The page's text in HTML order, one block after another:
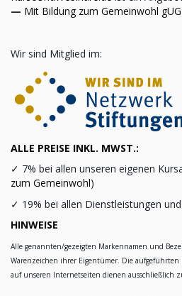
— Mit Bildung zum Gemeinwohl gUG
Wir sind Mitglied im:
ALLE PREISE INKL. MWST.:
✓ 7% bei allen unseren eigenen
zum Gemeinwohl)
✓ 19% bei allen Dienstleistungen
HINWEISE
Alle genannten/gezeigten Markennamen und
Warenzeichen ihrer Eigentümer. Die
auf unseren Internetseiten dienen ausschließlich